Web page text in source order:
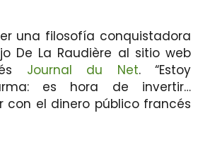
una filosofía conquistadora
De La Raudière al sitio web
Journal du Net. “Estoy
es hora de invertir…
con el dinero público francés